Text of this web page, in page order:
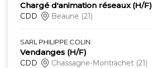
Chargé d'animation réseaux (H/F)
CDD Beaune (21)
SARL PHILIPPE COLIN
Vendanges (H/F)
CDD Chassagne-Montrachet (21)